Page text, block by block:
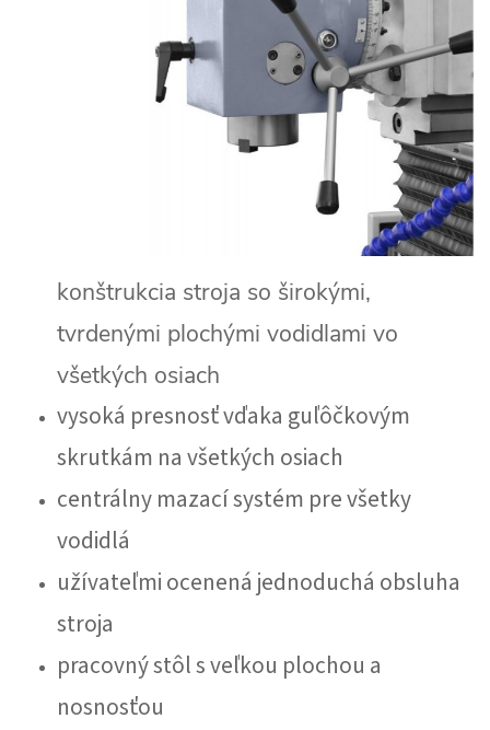
konštrukcia stroja so širokými,
tvrdenými plochými vodidlami vo
všetkých osiach
vysoká presnosť vďaka guľôčkovým
skrutkám na všetkých osiach
centrálny mazací systém pre všetky
vodidlá
užívateľmi ocenená jednoduchá obsluha
stroja
pracovný stôl s veľkou plochou a
nosnosťou